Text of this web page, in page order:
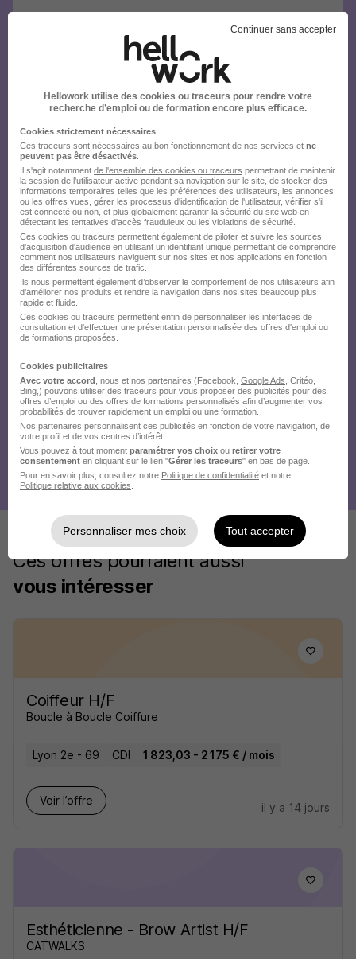
Ces offres pourraient aussi
vous intéresser
Coiffeur H/F
Boucle à Boucle Coiffure
Lyon 2e - 69 CDI 1 823,03 - 2 175 € / mois
Voir l’offre
il y a 14 jours
Esthéticienne - Brow Artist H/F
CATWALKS
Continuer sans accepter
Hellowork utilise des cookies ou traceurs pour rendre votre
recherche d’emploi ou de formation encore plus efficace.
Cookies strictement nécessaires
Ces traceurs sont nécessaires au bon fonctionnement de nos services et ne
peuvent pas être désactivés
Il s'agit notamment de l'ensemble des cookies ou traceurs permettant de maintenir
la session de l'utilisateur active pendant sa navigation sur le site, de stocker des
informations temporaires telles que les préférences des utilisateurs, les annonces
ou les offres vues, gérer les processus d'identification de l'utilisateur, vérifier s'il
est connecté ou non, et plus globalement garantir la sécurité du site web en
détectant les tentatives d'accès frauduleux ou les violations de sécurité.
Ces cookies ou traceurs permettent également de piloter et suivre les sources
d'acquisition d'audience en utilisant un identifiant unique permettant de comprendre
comment nos utilisateurs naviguent sur nos sites et nos applications en fonction
des différentes sources de trafic.
Ils nous permettent également d’observer le comportement de nos utilisateurs afin
d'améliorer nos produits et rendre la navigation dans nos sites beaucoup plus
rapide et fluide.
Ces cookies ou traceurs permettent enfin de personnaliser les interfaces de
consultation et d'effectuer une présentation personnalisée des offres d'emploi ou
de formations proposées.
Cookies publicitaires
Avec votre accord , nous et nos partenaires (Facebook, Google Ads , Critéo,
Bing,) pouvons utiliser des traceurs pour vous proposer des publicités pour des
offres d’emploi ou des offres de formations personnalisés afin d’augmenter vos
probabilités de trouver rapidement un emploi ou une formation.
Nos partenaires personnalisent ces publicités en fonction de votre navigation, de
votre profil et de vos centres d’intérêt.
Vous pouvez à tout moment paramétrer vos choix ou retirer votre
consentement en cliquant sur le lien "Gérer les traceurs" en bas de page.
Pour en savoir plus, consultez notre Politique de confidentialité et notre
Politique relative aux cookies
Personnaliser mes choix Tout accepter